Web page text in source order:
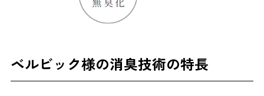
ベルビック様の消臭技術の特長